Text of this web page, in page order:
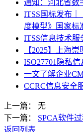
通知：河北省数
ITSS国标发布
度模型》国家标
ITSS信息技术
【2025】上海
ISO27701隐私
一文了解企业
CCRC信息安全
上一篇： 无
下一篇： SPCA软件
返回列表